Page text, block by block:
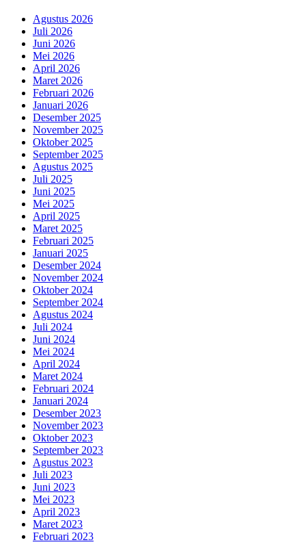
Agustus 2026
Juli 2026
Juni 2026
Mei 2026
April 2026
Maret 2026
Februari 2026
Januari 2026
Desember 2025
November 2025
Oktober 2025
September 2025
Agustus 2025
Juli 2025
Juni 2025
Mei 2025
April 2025
Maret 2025
Februari 2025
Januari 2025
Desember 2024
November 2024
Oktober 2024
September 2024
Agustus 2024
Juli 2024
Juni 2024
Mei 2024
April 2024
Maret 2024
Februari 2024
Januari 2024
Desember 2023
November 2023
Oktober 2023
September 2023
Agustus 2023
Juli 2023
Juni 2023
Mei 2023
April 2023
Maret 2023
Februari 2023